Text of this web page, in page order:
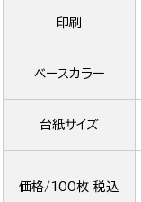
印刷
ベースカラー
台紙サイズ
価格/100枚 税込